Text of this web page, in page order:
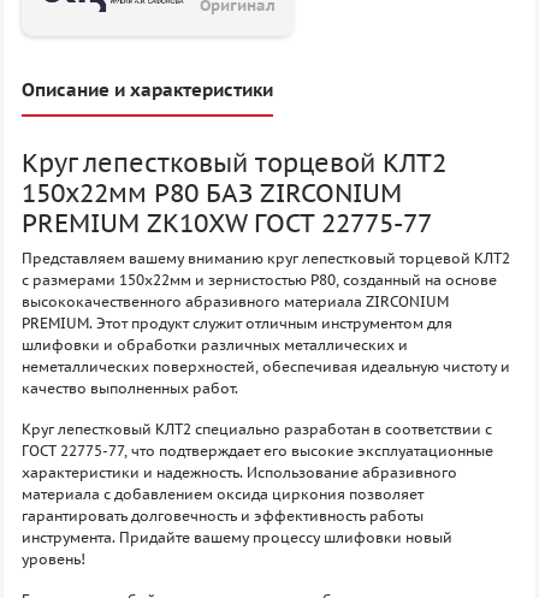
Оригинал
Описание и характеристики
Круг лепестковый торцевой КЛТ2
150х22мм P80 БАЗ ZIRCONIUM
PREMIUM ZK10XW ГОСТ 22775-77
Представляем вашему вниманию круг лепестковый торцевой КЛТ2
с размерами 150х22мм и зернистостью P80, созданный на основе
высококачественного абразивного материала ZIRCONIUM
PREMIUM. Этот продукт служит отличным инструментом для
шлифовки и обработки различных металлических и
неметаллических поверхностей, обеспечивая идеальную чистоту и
качество выполненных работ.
Круг лепестковый КЛТ2 специально разработан в соответствии с
ГОСТ 22775-77, что подтверждает его высокие эксплуатационные
характеристики и надежность. Использование абразивного
материала с добавлением оксида циркония позволяет
гарантировать долговечность и эффективность работы
инструмента. Придайте вашему процессу шлифовки новый
уровень!